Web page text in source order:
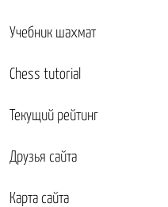
Учебник шахмат
Chess tutorial
Текущий рейтинг
Друзья сайта
Карта сайта